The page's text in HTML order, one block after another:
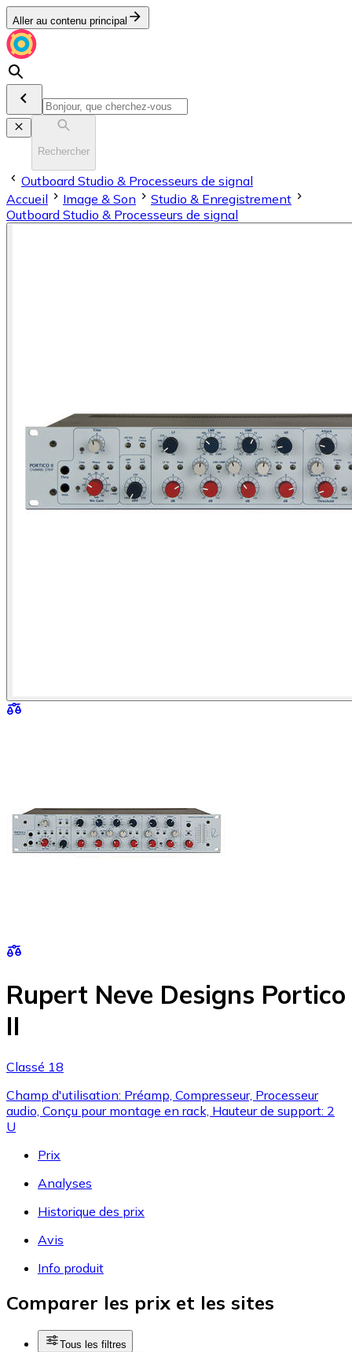
Aller au contenu principal
Rechercher
Outboard Studio & Processeurs de signal
Accueil
Image & Son
Stu­dio & En­re­gis­tre­ment
Outboard Studio & Processeurs de signal
Rupert Neve Designs Portico
II
Classé 18
Champ d'utilisation: Préamp, Compresseur, Processeur
audio, Conçu pour montage en rack, Hauteur de support: 2
U
Prix
Analyses
Historique des prix
Avis
Info produit
Comparer les prix et les sites
Tous les filtres